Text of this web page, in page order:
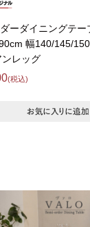
【LASCO】引
【LASCO】扉式
【
【
【
【
CDラック・
キャンプギア収納
ーダイニングテー
幅140/145/
ンレッグ
(税込)